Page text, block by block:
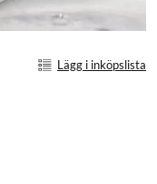
Lägg i inköpslista